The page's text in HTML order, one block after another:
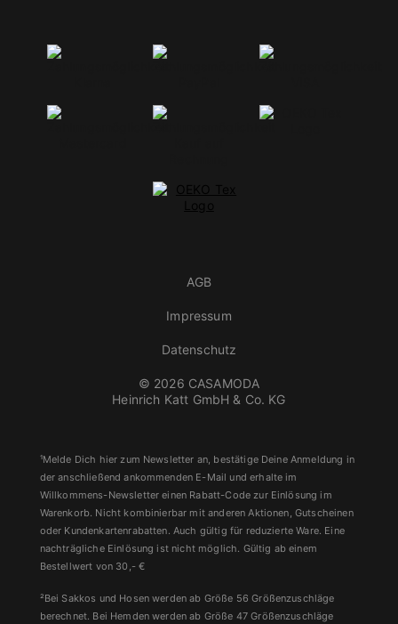
© 2026 CASAMODA
Heinrich Katt GmbH & Co. KG
AGB
Impressum
Datenschutz
¹Melde Dich hier zum Newsletter an, bestätige Deine Anmeldung in
der anschließend ankommenden E-Mail und erhalte im
Willkommens-Newsletter einen Rabatt-Code zur Einlösung im
Warenkorb. Nicht kombinierbar mit anderen Aktionen, Gutscheinen
oder Kundenkartenrabatten. Auch gültig für reduzierte Ware. Eine
nachträgliche Einlösung ist nicht möglich. Gültig ab einem
Bestellwert von 30,- €
²Bei Sakkos und Hosen werden ab Größe 56 Größenzuschläge
berechnet. Bei Hemden werden ab Größe 47 Größenzuschläge